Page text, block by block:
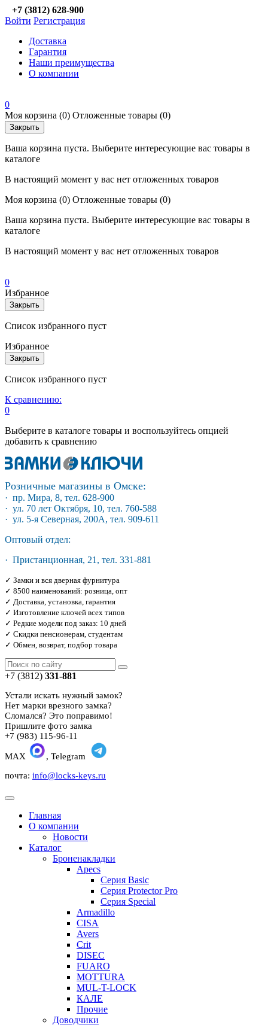
+7 (3812) 628-900
Войти Регистрация
Доставка
Гарантия
Наши преимущества
О компании
0
Моя корзина (0) Отложенные товары (0)
Закрыть
Ваша корзина пуста. Выберите интересующие вас товары в
каталоге
В настоящий момент у вас нет отложенных товаров
Моя корзина (0) Отложенные товары (0)
Ваша корзина пуста. Выберите интересующие вас товары в
каталоге
В настоящий момент у вас нет отложенных товаров
0
Избранное
Закрыть
Список избранного пуст
Избранное
Закрыть
Список избранного пуст
К сравнению:
0
Выберите в каталоге товары и воспользуйтесь опцией
добавить к сравнению
Розничные магазины в Омске:
· пр. Мира, 8, тел. 628-900
· ул. 70 лет Октября, 10, тел. 760-588
· ул. 5-я Северная, 200А, тел. 909-611
Оптовый отдел:
· Пристанционная, 21, тел. 331-881
✓ Замки и вся дверная фурнитура
✓ 8500 наименований: розница, опт
✓ Доставка, установка, гарантия
✓ Изготовление ключей всех типов
✓ Редкие модели под заказ: 10 дней
✓ Скидки пенсионерам, студентам
✓ Обмен, возврат, подбор товара
+7 (3812) 331-881
Устали искать нужный замок?
Нет марки врезного замка?
Сломался? Это поправимо!
Пришлите фото замка
+7 (983) 115-96-11
MAX
, Telegram
почта: info@locks-keys.ru
Главная
О компании
Новости
Каталог
Броненакладки
Apecs
Серия Basic
Серия Protector Pro
Серия Special
Armadillo
CISA
Avers
Crit
DISEC
FUARO
MOTTURA
MUL-T-LOCK
КАЛЕ
Прочие
Доводчики